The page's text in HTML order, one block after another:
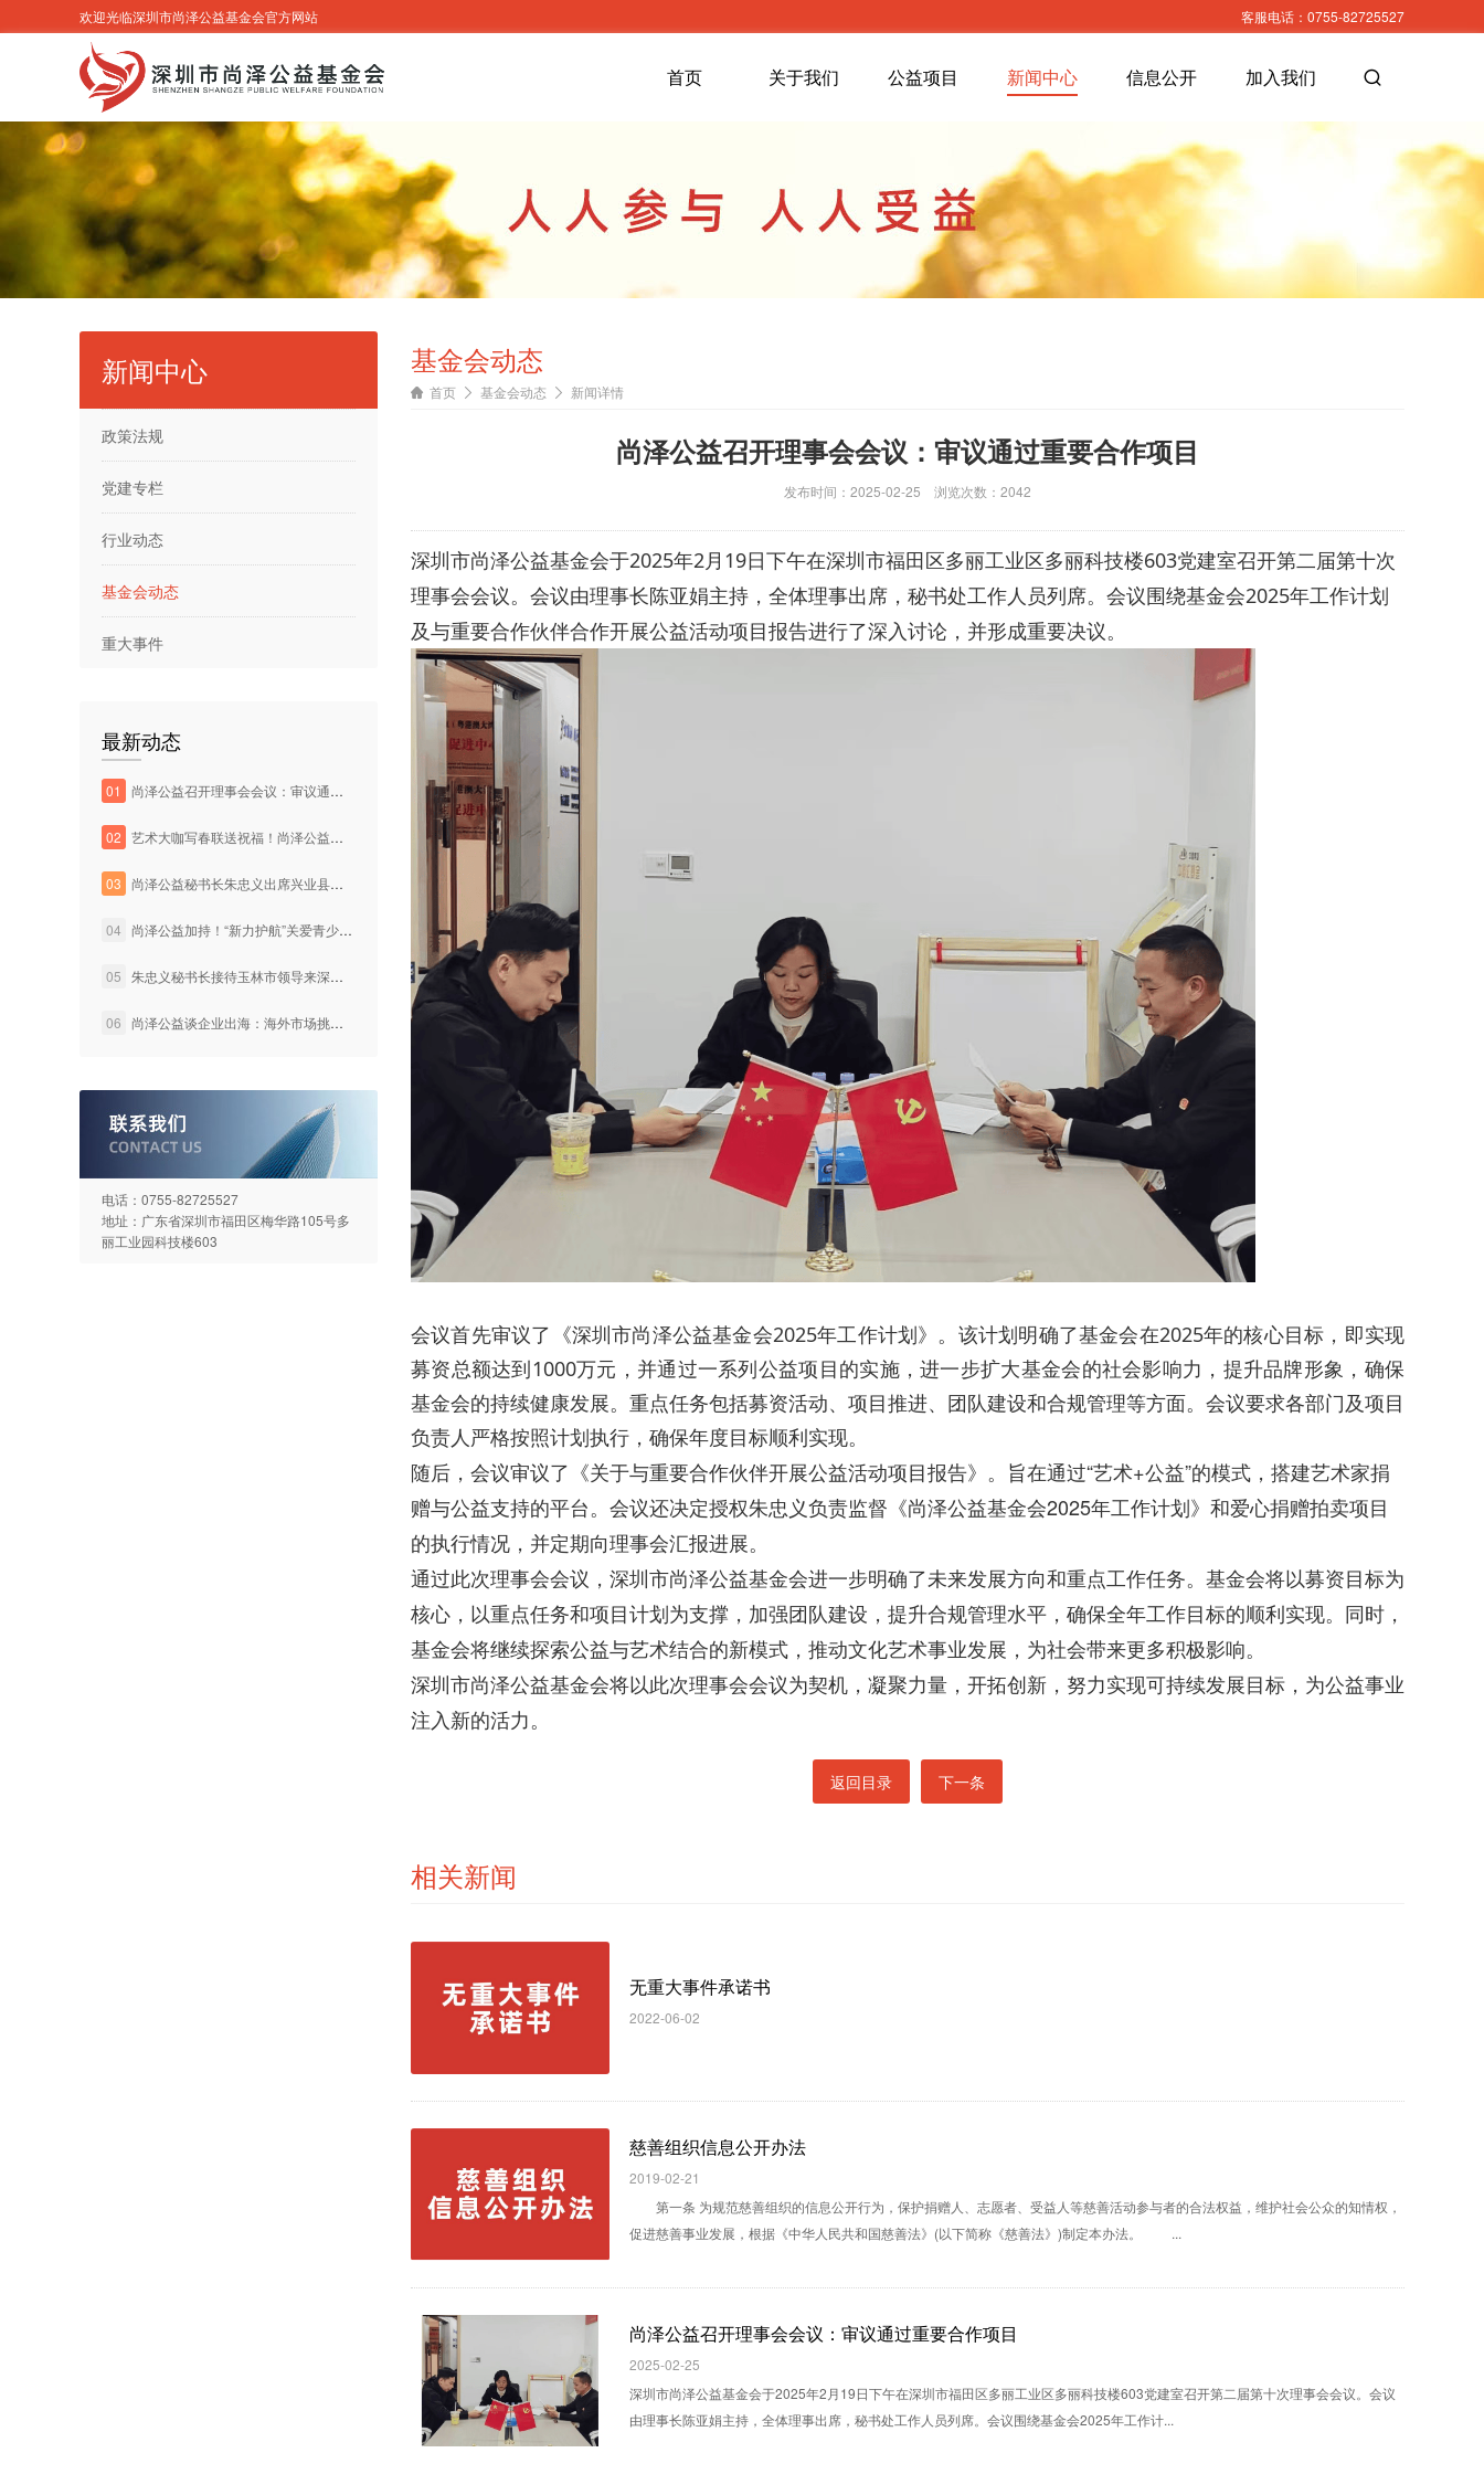
客服电话：0755-82725527
欢迎光临深圳市尚泽公益基金会官方网站
首页 关于我们 公益项目 新闻中心 信息公开 加入我们
新闻中心
政策法规
党建专栏
行业动态
基金会动态
重大事件
最新动态
01 尚泽公益召开理事会会议：审议通过重要合作项目
02 艺术大咖写春联送祝福！尚泽公益基金会探索公益助学的新路径
03 尚泽公益秘书长朱忠义出席兴业县与深圳企业交流座谈会
04 尚泽公益加持！“新力护航”关爱青少年百变眼镜节启动
05 朱忠义秘书长接待玉林市领导来深交流活动
06 尚泽公益谈企业出海：海外市场挑战与机遇并存
电话：0755-82725527
地址：广东省深圳市福田区梅华路105号多
丽工业园科技楼603
基金会动态
首页 基金会动态 新闻详情
尚泽公益召开理事会会议：审议通过重要合作项目
发布时间：2025-02-25 浏览次数：2042
深圳市尚泽公益基金会于2025年2月19日下午在深圳市福田区多丽工业区多丽科技楼603党建室召开第二届第十次
理事会会议。会议由理事长陈亚娟主持，全体理事出席，秘书处工作人员列席。会议围绕基金会2025年工作计划
及与重要合作伙伴合作开展公益活动项目报告进行了深入讨论，并形成重要决议。
会议首先审议了《深圳市尚泽公益基金会2025年工作计划》。该计划明确了基金会在2025年的核心目标，即实现
募资总额达到1000万元，并通过一系列公益项目的实施，进一步扩大基金会的社会影响力，提升品牌形象，确保
基金会的持续健康发展。重点任务包括募资活动、项目推进、团队建设和合规管理等方面。会议要求各部门及项目
负责人严格按照计划执行，确保年度目标顺利实现。
随后，会议审议了《关于与重要合作伙伴开展公益活动项目报告》。旨在通过“艺术+公益”的模式，搭建艺术家捐
赠与公益支持的平台。会议还决定授权朱忠义负责监督《尚泽公益基金会2025年工作计划》和爱心捐赠拍卖项目
的执行情况，并定期向理事会汇报进展。
通过此次理事会会议，深圳市尚泽公益基金会进一步明确了未来发展方向和重点工作任务。基金会将以募资目标为
核心，以重点任务和项目计划为支撑，加强团队建设，提升合规管理水平，确保全年工作目标的顺利实现。同时，
基金会将继续探索公益与艺术结合的新模式，推动文化艺术事业发展，为社会带来更多积极影响。
深圳市尚泽公益基金会将以此次理事会会议为契机，凝聚力量，开拓创新，努力实现可持续发展目标，为公益事业
注入新的活力。
返回目录 下一条
相关新闻
无重大事件承诺书
2022-06-02
慈善组织信息公开办法
2019-02-21
第一条 为规范慈善组织的信息公开行为，保护捐赠人、志愿者、受益人等慈善活动参与者的合法权益，维护社会公众的知情权，
促进慈善事业发展，根据《中华人民共和国慈善法》(以下简称《慈善法》)制定本办法。 ...
尚泽公益召开理事会会议：审议通过重要合作项目
2025-02-25
深圳市尚泽公益基金会于2025年2月19日下午在深圳市福田区多丽工业区多丽科技楼603党建室召开第二届第十次理事会会议。会议
由理事长陈亚娟主持，全体理事出席，秘书处工作人员列席。会议围绕基金会2025年工作计...